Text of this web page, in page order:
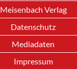
Meisenbach Verlag
Datenschutz
Mediadaten
Impressum